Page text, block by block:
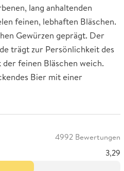
lang anhaltenden
feinen, lebhaften Bläschen.
Gewürzen geprägt. Der
trägt zur Persönlichkeit des
feinen Bläschen weich.
Bier mit einer
4992 Bewertungen
3,29